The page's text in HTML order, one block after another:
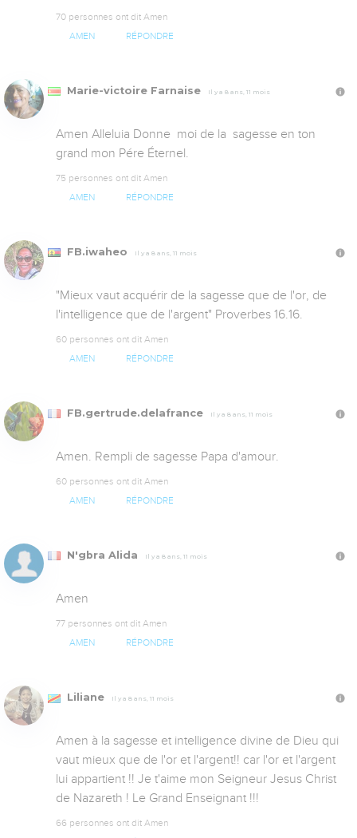
70 personnes ont dit Amen
AMEN RÉPONDRE
Marie-victoire Farnaise Il y a 8 ans, 11 mois
Amen Alleluia Donne  moi de la  sagesse en ton
grand mon Pére Éternel.
75 personnes ont dit Amen
AMEN RÉPONDRE
FB.iwaheo Il y a 8 ans, 11 mois
"Mieux vaut acquérir de la sagesse que de l'or, de
l'intelligence que de l'argent" Proverbes 16.16.
60 personnes ont dit Amen
AMEN RÉPONDRE
FB.gertrude.delafrance Il y a 8 ans, 11 mois
Amen. Rempli de sagesse Papa d'amour.
60 personnes ont dit Amen
AMEN RÉPONDRE
N'gbra Alida Il y a 8 ans, 11 mois
Amen
77 personnes ont dit Amen
AMEN RÉPONDRE
Liliane Il y a 8 ans, 11 mois
Amen à la sagesse et intelligence divine de Dieu qui
vaut mieux que de l'or et l'argent!! car l'or et l'argent
lui appartient !! Je t'aime mon Seigneur Jesus Christ
de Nazareth ! Le Grand Enseignant !!!
66 personnes ont dit Amen